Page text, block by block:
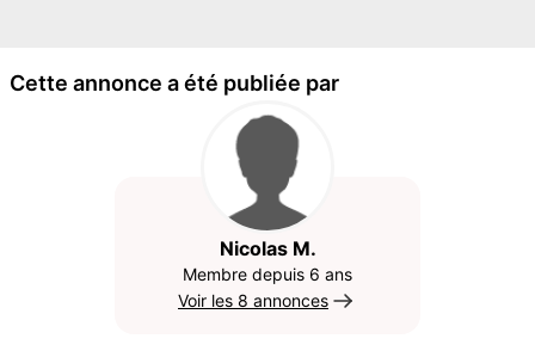
Cette annonce a été publiée par
Nicolas M.
Membre depuis 6 ans
Voir les 8 annonces